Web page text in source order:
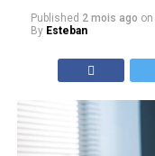
Published 2 mois ago on
By Esteban